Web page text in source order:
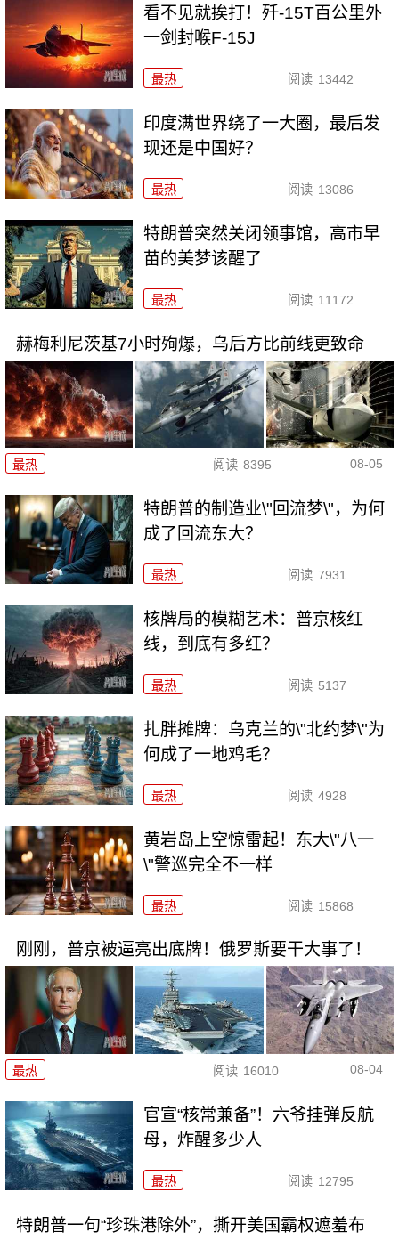
看不见就挨打！歼-15T百公里外
一剑封喉F-15J
最热 阅读 13442
印度满世界绕了一大圈，最后发
现还是中国好？
最热 阅读 13086
特朗普突然关闭领事馆，高市早
苗的美梦该醒了
最热 阅读 11172
赫梅利尼茨基7小时殉爆，乌后方比前线更致命
最热 阅读 8395 08-05
特朗普的制造业\"回流梦\"，为何
成了回流东大？
最热 阅读 7931
核牌局的模糊艺术：普京核红
线，到底有多红？
最热 阅读 5137
扎胖摊牌：乌克兰的\"北约梦\"为
何成了一地鸡毛？
最热 阅读 4928
黄岩岛上空惊雷起！东大\"八一
\"警巡完全不一样
最热 阅读 15868
刚刚，普京被逼亮出底牌！俄罗斯要干大事了！
最热 阅读 16010 08-04
官宣“核常兼备”！六爷挂弹反航
母，炸醒多少人
最热 阅读 12795
特朗普一句“珍珠港除外”，撕开美国霸权遮羞布